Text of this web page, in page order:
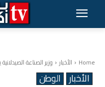
Home الأخبار وزير الصناعة الصيدلانية
الأخبار الوطن